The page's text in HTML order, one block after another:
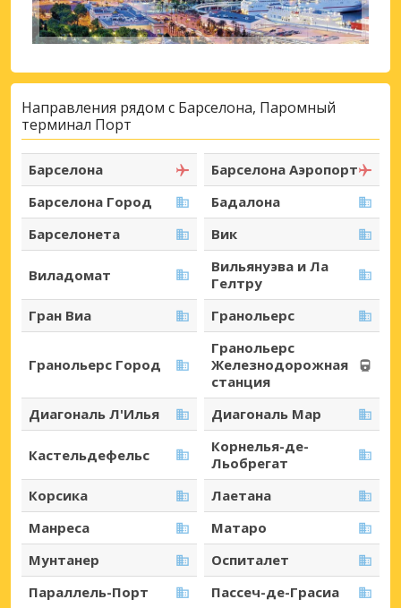
Направления рядом с Барселона, Паромный
терминал Порт
Барселона
Барселона Аэропорт
Барселона Город
Бадалона
Барселонета
Вик
Виладомат
Вильянуэва и Ла
Гелтру
Гран Виа
Гранольерс
Гранольерс Город
Гранольерс
Железнодорожная
станция
Диагональ Л'Илья
Диагональ Мар
Кастельдефельс
Корнелья-де-
Льобрегат
Корсика
Лаетана
Манреса
Матаро
Мунтанер
Оспиталет
Параллель-Порт
Пассеч-де-Грасиа